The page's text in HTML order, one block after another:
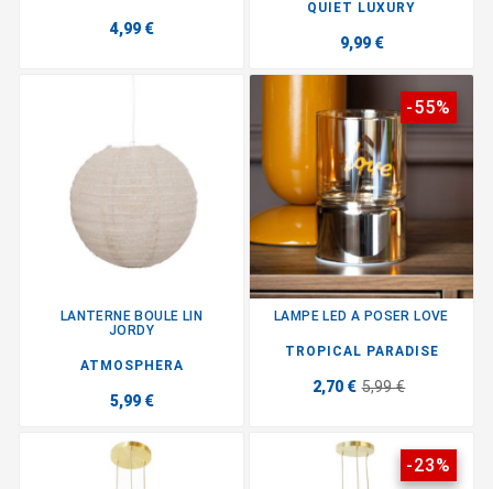
4,99 €
QUIET LUXURY
9,99 €
LANTERNE BOULE LIN
JORDY
ATMOSPHERA
5,99 €
-55%
LAMPE LED A POSER LOVE
TROPICAL PARADISE
2,70 € 5,99 €
-23%